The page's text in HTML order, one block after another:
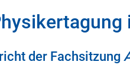
der Fachsitzung